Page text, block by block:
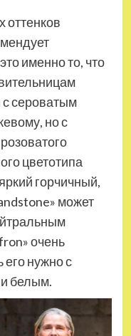
оттенков
именно то, что
с сероватым
но с
цветотипа
горчичный,
может
очень
его нужно с
белым.